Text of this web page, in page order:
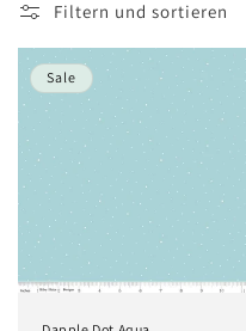
e
Filtern und sortieren
Sale